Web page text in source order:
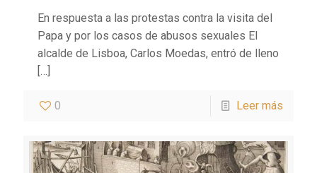
En respuesta a las protestas contra la visita del
Papa y por los casos de abusos sexuales El
alcalde de Lisboa, Carlos Moedas, entró de lleno
[…]
0 Leer más